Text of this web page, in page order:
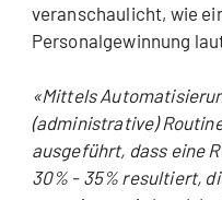
veranschaulicht, wie
Personalgewinnung
«Mittels
(administrative)
ausgeführt, dass eine
30% - 35% resultiert,